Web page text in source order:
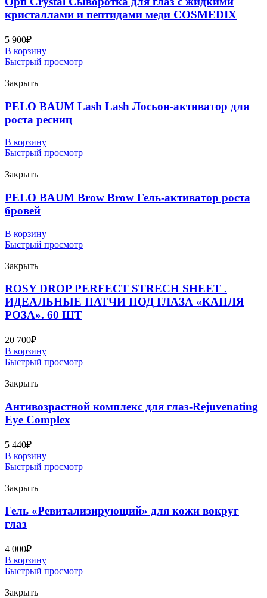
кристаллами и пептидами меди COSMEDIX
5 900₽
В корзину
Быстрый просмотр
Закрыть
PELO BAUM Lash Lash Лосьон-активатор для
роста ресниц
В корзину
Быстрый просмотр
Закрыть
PELO BAUM Brow Brow Гель-активатор роста
бровей
В корзину
Быстрый просмотр
Закрыть
ROSY DROP PERFECT STRECH SHEET .
ИДЕАЛЬНЫЕ ПАТЧИ ПОД ГЛАЗА «КАПЛЯ
РОЗА». 60 ШТ
20 700₽
В корзину
Быстрый просмотр
Закрыть
Антивозрастной комплекс для глаз-Rejuvenating
Eye Complex
5 440₽
В корзину
Быстрый просмотр
Закрыть
Гель «Ревитализирующий» для кожи вокруг
глаз
4 000₽
В корзину
Быстрый просмотр
Закрыть